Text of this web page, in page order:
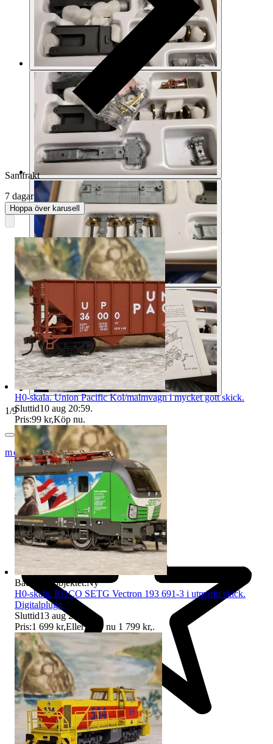
1/9
modelltågcom
Samfrakt
7 dagar
Hoppa över karusell
H0-skala. Union Pacific Kol/malmvagn i mycket gott skick.
Sluttid10 aug 20:59.
Pris:99 kr,Köp nu.
Badge på objektet:Ny
H0-skala. ROCO SETG Vectron 193 691-3 i utmärkt skick.
Digitalplugg.
Sluttid13 aug 21:19
Pris:1 699 kr,Eller Köp nu 1 799 kr,.